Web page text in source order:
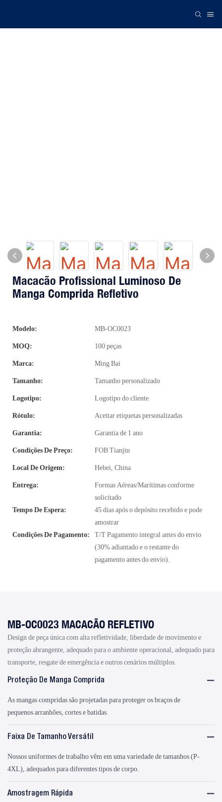
Macacão Profissional Luminoso De
Manga Comprida Refletivo
Modelo: MB-OC0023
MOQ: 100 peças
Marca: Ming Bai
Tamanho: Tamanho personalizado
Logotipo: Logotipo do cliente
Rótulo: Aceitar etiquetas personalizadas
Garantia: Garantia de 1 ano
Condições De Preço: FOB Tianjin
Local De Origem: Hebei, China
Entrega:
Formas Aéreas/Marítimas conforme
solicitado
Tempo De Espera:
45 dias após o depósito recebido e pode
amostrar
Condições De Pagamento:
T/T Pagamento integral antes do envio
(30% adiantado e o restante do
pagamento antes do envio).
MB-OC0023 MACACÃO REFLETIVO
Design de peça única com alta refletividade, liberdade de movimento e
proteção abrangente, adequado para o ambiente operacional, adequado para
transporte, resgate de emergência e outros cenários múltiplos.
Proteção De Manga Comprida
As mangas compridas são projetadas para proteger os braços de
pequenos arranhões, cortes e batidas.
Faixa De Tamanho Versátil
Nossos uniformes de trabalho vêm em uma variedade de tamanhos (P-
4XL), adequados para diferentes tipos de corpo.
Amostragem Rápida